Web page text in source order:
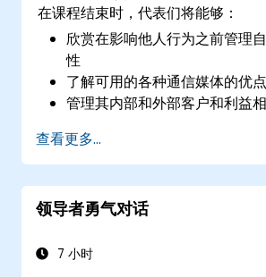
在课程结束时，代表们将能够：
欣赏在影响他人行为之前管理
性
了解可用的各种通信媒体的优
管理其内部和外部客户和利益
况
查看更多...
领导者勇气对话
7 小时